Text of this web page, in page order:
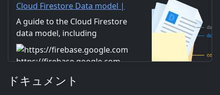
Cloud Firestore Data model |
Firebase
A guide to the Cloud Firestore
data model, including
documents, collections, and
subcollections.
https://firebase.google.com
ドキュメント